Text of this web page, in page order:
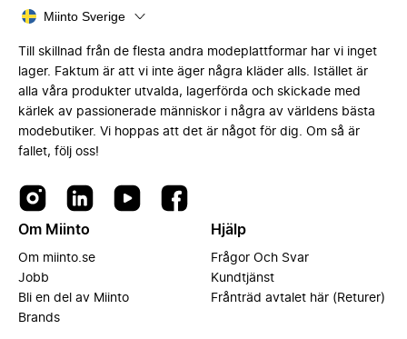
Miinto Sverige
Till skillnad från de flesta andra modeplattformar har vi inget
lager. Faktum är att vi inte äger några kläder alls. Istället är
alla våra produkter utvalda, lagerförda och skickade med
kärlek av passionerade människor i några av världens bästa
modebutiker. Vi hoppas att det är något för dig. Om så är
fallet, följ oss!
Om Miinto
Om miinto.se
Jobb
Bli en del av Miinto
Brands
Hjälp
Frågor Och Svar
Kundtjänst
Frånträd avtalet här (Returer)